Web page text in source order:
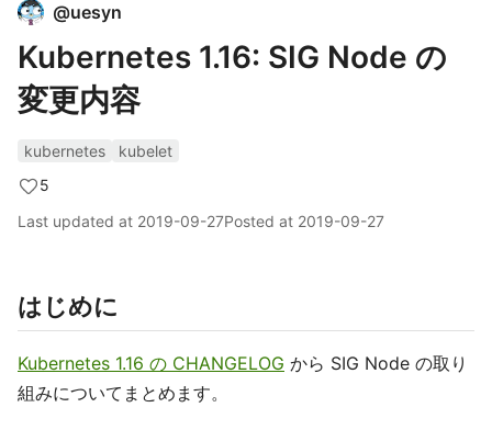
@uesyn
Kubernetes 1.16: SIG Node の
変更内容
kubernetes
kubelet
5
Last updated at 2019-09-27Posted at 2019-09-27
はじめに
Kubernetes 1.16 の CHANGELOG から SIG Node の取り
組みについてまとめます。